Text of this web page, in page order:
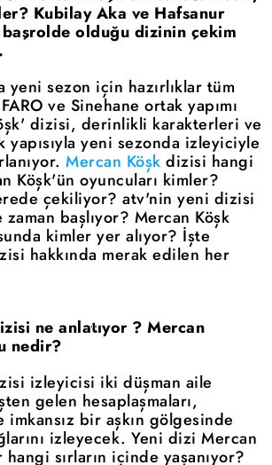
Kubilay Aka ve Hafsanur
başrolde olduğu dizinin çekim
yeni sezon için hazırlıklar tüm
ve Sinehane ortak yapımı
dizisi, derinlikli karakterleri ve
yapısıyla yeni sezonda izleyiciyle
Mercan Köşk dizisi hangi
Köşk'ün oyuncuları kimler?
çekiliyor? atv'nin yeni dizisi
başlıyor? Mercan Köşk
kimler yer alıyor? İşte
hakkında merak edilen her
ne anlatıyor ? Mercan
nedir?
izleyicisi iki düşman aile
gelen hesaplaşmaları,
imkansız bir aşkın gölgesinde
izleyecek. Yeni dizi Mercan
sırların içinde yaşanıyor?